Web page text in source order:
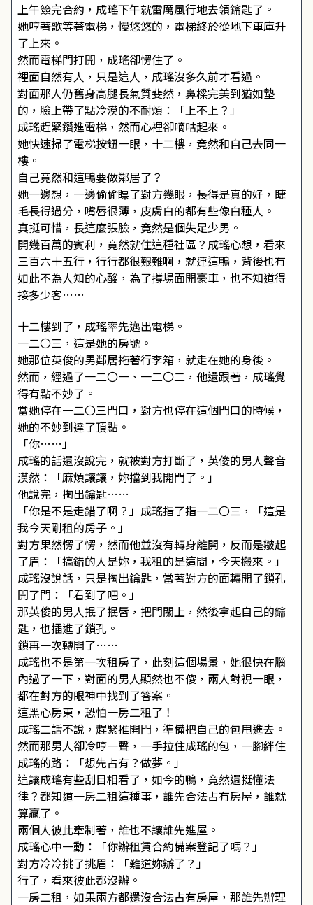
上午簽完合約，成瑤下午就雷厲風行地去領鑰匙了。
她哼著歌等著電梯，慢悠悠的，電梯終於從地下車庫升
了上來。
然而電梯門打開，成瑤卻愣住了。
裡面自然有人，只是這人，成瑤沒多久前才看過。
對面那人仍舊身高腿長氣質斐然，鼻樑完美到猶如墊
的，臉上帶了點冷漠的不耐煩：「上不上？」
成瑤趕緊鑽進電梯，然而心裡卻嘀咕起來。
她快速掃了電梯按鈕一眼，十二樓，竟然和自己去同一
樓。
自己竟然和這鴨要做鄰居了？
她一邊想，一邊偷偷瞟了對方幾眼，長得是真的好，睫
毛長得過分，嘴唇很薄，皮膚白的都有些像白種人。
真挺可惜，長這麼張臉，竟然是個失足少男。
開幾百萬的賓利，竟然就住這種社區？成瑤心想，看來
三百六十五行，行行都很艱難啊，就連這鴨，背後也有
如此不為人知的心酸，為了撐場面開豪車，也不知道得
接多少客……
十二樓到了，成瑤率先邁出電梯。
一二〇三，這是她的房號。
她那位英俊的男鄰居拖著行李箱，就走在她的身後。
然而，經過了一二〇一、一二〇二，他還跟著，成瑤覺
得有點不妙了。
當她停在一二〇三門口，對方也停在這個門口的時候，
她的不妙到達了頂點。
「你……」
成瑤的話還沒說完，就被對方打斷了，英俊的男人聲音
漠然：「麻煩讓讓，妳擋到我開門了。」
他說完，掏出鑰匙……
「你是不是走錯了啊？」成瑤指了指一二〇三，「這是
我今天剛租的房子。」
對方果然愣了愣，然而他並沒有轉身離開，反而是皺起
了眉：「搞錯的人是妳，我租的是這間，今天搬來。」
成瑤沒說話，只是掏出鑰匙，當著對方的面轉開了鎖孔
開了門：「看到了吧。」
那英俊的男人抿了抿唇，把門關上，然後拿起自己的鑰
匙，也插進了鎖孔。
鎖再一次轉開了……
成瑤也不是第一次租房了，此刻這個場景，她很快在腦
內過了一下，對面的男人顯然也不傻，兩人對視一眼，
都在對方的眼神中找到了答案。
這黑心房東，恐怕一房二租了！
成瑤二話不說，趕緊推開門，準備把自己的包甩進去。
然而那男人卻冷哼一聲，一手拉住成瑤的包，一腳絆住
成瑤的路：「想先占有？做夢。」
這讓成瑤有些刮目相看了，如今的鴨，竟然還挺懂法
律？都知道一房二租這種事，誰先合法占有房屋，誰就
算贏了。
兩個人彼此牽制著，誰也不讓誰先進屋。
成瑤心中一動：「你辦租賃合約備案登記了嗎？」
對方冷冷挑了挑眉：「難道妳辦了？」
行了，看來彼此都沒辦。
一房二租，如果兩方都還沒合法占有房屋，那誰先辦理